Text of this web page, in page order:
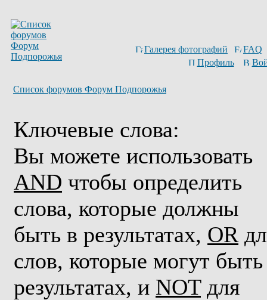
Галерея фотографий
FAQ
Профиль
Список форумов Форум Подпорожья
Ключевые слова:
Вы можете использовать
AND чтобы определить
слова, которые должны
быть в результатах, OR
слов, которые могут
результатах, и NOTдля